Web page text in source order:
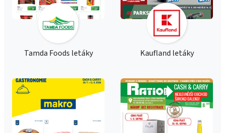
Tamda Foods letáky Kaufland letáky